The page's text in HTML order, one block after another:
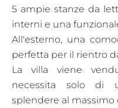
5 ampie stanze da
interni e una
All'esterno, una
perfetta per il rientro
La villa viene
necessita solo di
splendere al massimo